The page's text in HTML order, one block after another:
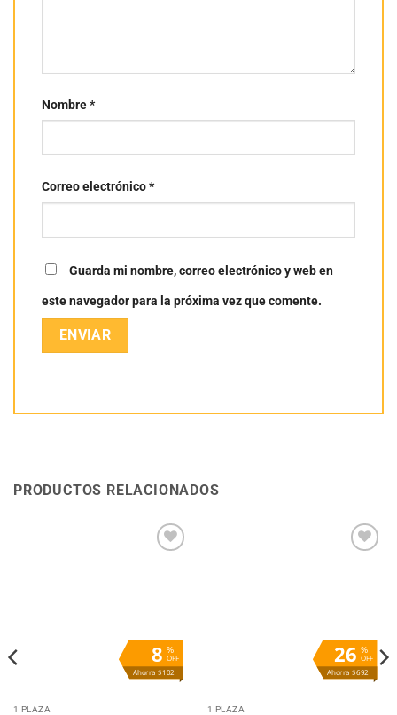
Nombre*
Correo electrónico*
Guarda mi nombre, correo electrónico y web en
este navegador para la próxima vez que comente.
PRODUCTOS RELACIONADOS
%
OFF
8
Ahorra $102
1 PLAZA
%
OFF
26
Ahorra $692
1 PLAZA